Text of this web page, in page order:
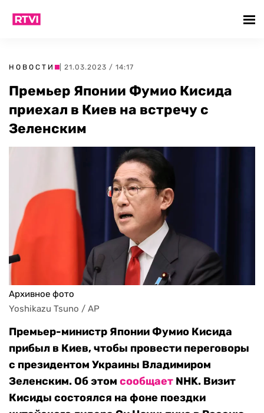
НОВОСТИ | 21.03.2023 / 14:17
Премьер Японии Фумио Кисида
приехал в Киев на встречу с
Зеленским
Архивное фото
Yoshikazu Tsuno / AP
Премьер-министр Японии Фумио Кисида
прибыл в Киев, чтобы провести переговоры
с президентом Украины Владимиром
Зеленским. Об этом сообщает NHK. Визит
Кисиды состоялся на фоне поездки